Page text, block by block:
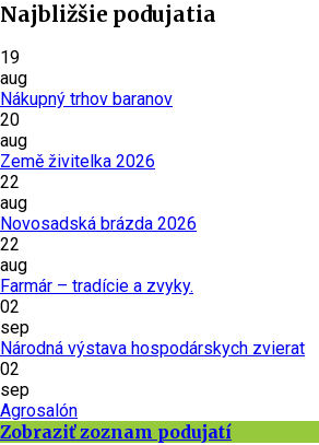
Najbližšie podujatia
19
aug
Nákupný trhov baranov
20
aug
Země živitelka 2026
22
aug
Novosadská brázda 2026
22
aug
Farmár – tradície a zvyky.
02
sep
Národná výstava hospodárskych zvierat
02
sep
Agrosalón
Zobraziť zoznam podujatí